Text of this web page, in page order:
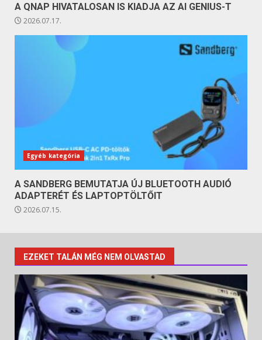
A QNAP HIVATALOSAN IS KIADJA AZ AI GENIUS-T
2026.07.17.
Egyéb kategória
A SANDBERG BEMUTATJA ÚJ BLUETOOTH AUDIÓ
ADAPTERÉT ÉS LAPTOPTÖLTŐIT
2026.07.15.
EZEKET TALÁN MÉG NEM OLVASTAD